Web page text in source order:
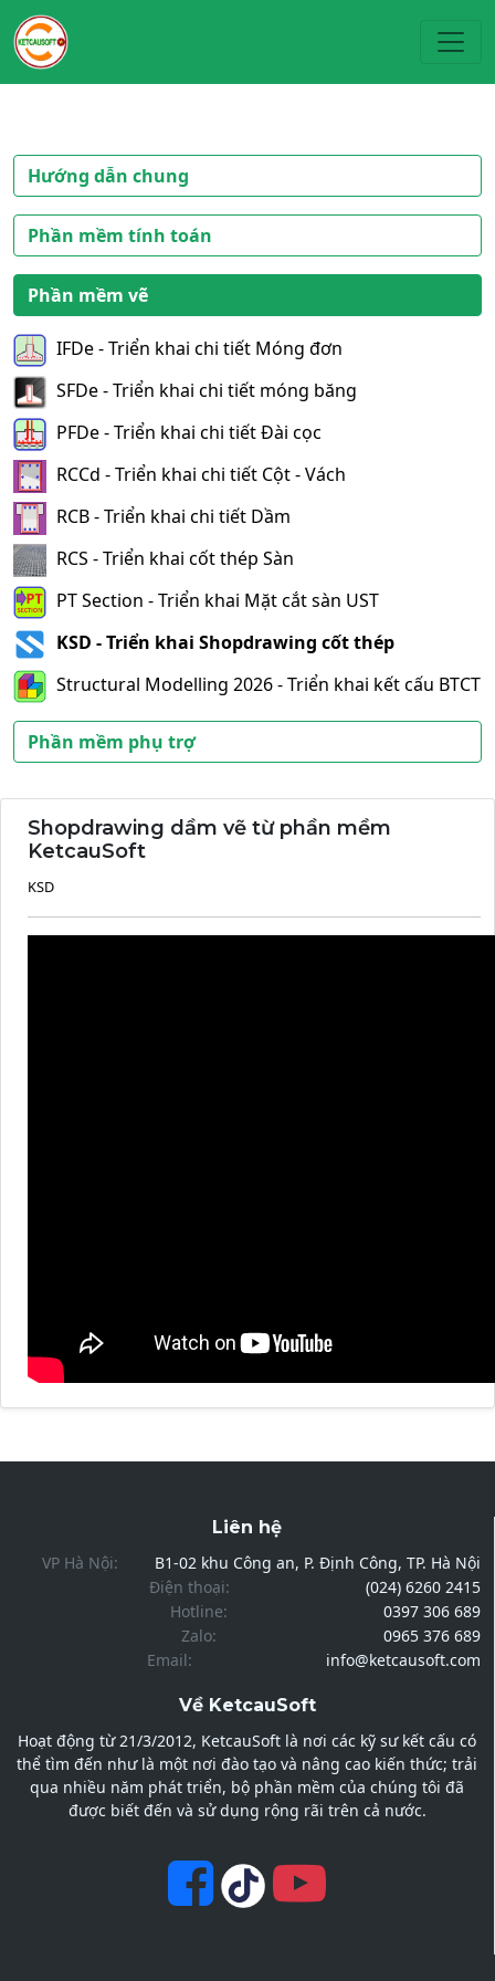
Hướng dẫn chung
Phần mềm tính toán
Phần mềm vẽ
IFDe - Triển khai chi tiết Móng đơn
SFDe - Triển khai chi tiết móng băng
PFDe - Triển khai chi tiết Đài cọc
RCCd - Triển khai chi tiết Cột - Vách
RCB - Triển khai chi tiết Dầm
RCS - Triển khai cốt thép Sàn
PT Section - Triển khai Mặt cắt sàn UST
KSD - Triển khai Shopdrawing cốt thép
Structural Modelling 2026 - Triển khai kết cấu BTCT
Phần mềm phụ trợ
Shopdrawing dầm vẽ từ phần mềm
KetcauSoft
KSD
Liên hệ
VP Hà Nội:
B1-02 khu Công an, P. Định Công, TP. Hà Nội
Điện thoại:
(024) 6260 2415
Hotline:
0397 306 689
Zalo:
0965 376 689
Email:
info@ketcausoft.com
Về KetcauSoft
Hoạt động từ 21/3/2012, KetcauSoft là nơi các kỹ sư kết cấu có
thể tìm đến như là một nơi đào tạo và nâng cao kiến thức; trải
qua nhiều năm phát triển, bộ phần mềm của chúng tôi đã
được biết đến và sử dụng rộng rãi trên cả nước.